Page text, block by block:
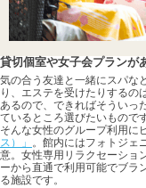
貸切個室や女子会プランが
気の合う友達と一緒にスパな
り、エステを受けたりするの
あるので、できればそういっ
ているところ選びたいものです
そんな女性のグループ利用に
ス）」 。館内にはフォトジェ
意。女性専用リラクセーショ
ーから直通で利用可能でブラ
る施設です。